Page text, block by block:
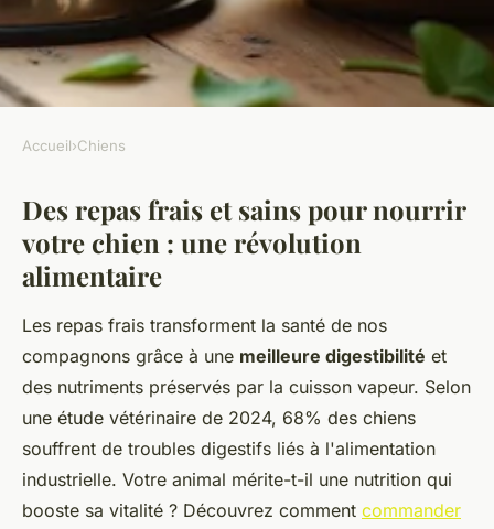
Des repas frais pour chien :
santé et bien-être garantis !
Accueil›Chiens
Des repas frais et sains pour nourrir
votre chien : une révolution
alimentaire
Les repas frais transforment la santé de nos
compagnons grâce à une meilleure digestibilité et
des nutriments préservés par la cuisson vapeur. Selon
une étude vétérinaire de 2024, 68% des chiens
souffrent de troubles digestifs liés à l'alimentation
industrielle. Votre animal mérite-t-il une nutrition qui
booste sa vitalité ? Découvrez comment commander